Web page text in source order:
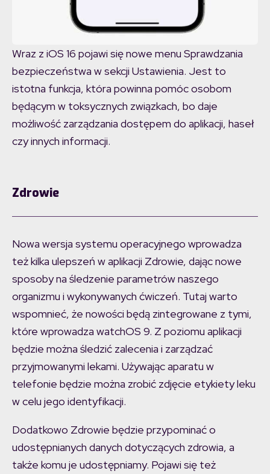
Wraz z iOS 16 pojawi się nowe menu Sprawdzania
bezpieczeństwa w sekcji Ustawienia. Jest to
istotna funkcja, która powinna pomóc osobom
będącym w toksycznych związkach, bo daje
możliwość zarządzania dostępem do aplikacji, haseł
czy innych informacji.
Zdrowie
Nowa wersja systemu operacyjnego wprowadza
też kilka ulepszeń w aplikacji Zdrowie, dając nowe
sposoby na śledzenie parametrów naszego
organizmu i wykonywanych ćwiczeń. Tutaj warto
wspomnieć, że nowości będą zintegrowane z tymi,
które wprowadza watchOS 9. Z poziomu aplikacji
będzie można śledzić zalecenia i zarządzać
przyjmowanymi lekami. Używając aparatu w
telefonie będzie można zrobić zdjęcie etykiety leku
w celu jego identyfikacji.
Dodatkowo Zdrowie będzie przypominać o
udostępnianych danych dotyczących zdrowia, a
także komu je udostępniamy. Pojawi się też